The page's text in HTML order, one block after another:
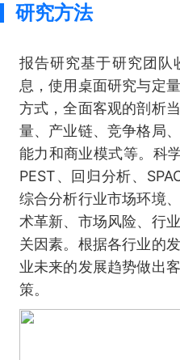
研究方法
报告研究基于研究团队
息，使用桌面研究与定
方式，全面客观的剖析
量、产业链、竞争格局
能力和商业模式等。科
PEST、回归分析、
综合分析行业市场环境
术革新、市场风险、行
关因素。根据各行业的
业未来的发展趋势做出
策。